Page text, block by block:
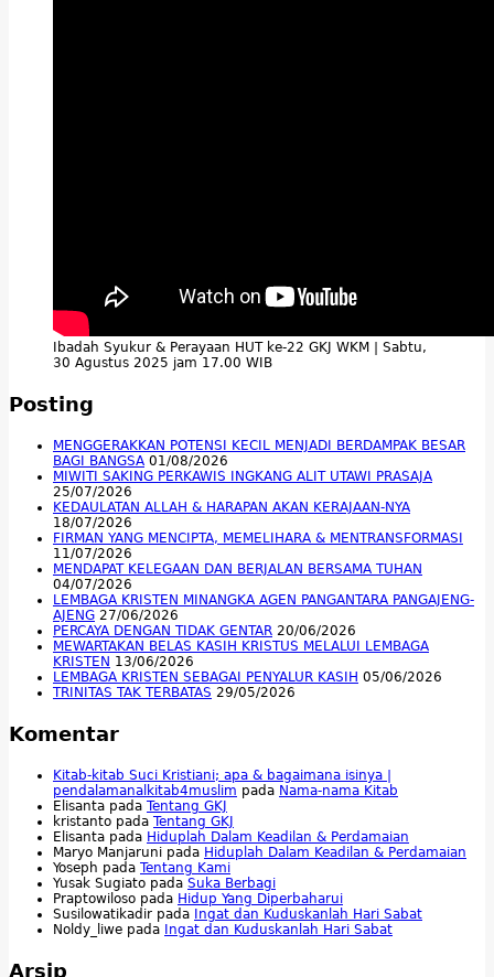
Ibadah Syukur & Perayaan HUT ke-22 GKJ WKM | Sabtu,
30 Agustus 2025 jam 17.00 WIB
Posting
MENGGERAKKAN POTENSI KECIL MENJADI BERDAMPAK BESAR
BAGI BANGSA 01/08/2026
MIWITI SAKING PERKAWIS INGKANG ALIT UTAWI PRASAJA
25/07/2026
KEDAULATAN ALLAH & HARAPAN AKAN KERAJAAN-NYA
18/07/2026
FIRMAN YANG MENCIPTA, MEMELIHARA & MENTRANSFORMASI
11/07/2026
MENDAPAT KELEGAAN DAN BERJALAN BERSAMA TUHAN
04/07/2026
LEMBAGA KRISTEN MINANGKA AGEN PANGANTARA PANGAJENG-
AJENG 27/06/2026
PERCAYA DENGAN TIDAK GENTAR 20/06/2026
MEWARTAKAN BELAS KASIH KRISTUS MELALUI LEMBAGA
KRISTEN 13/06/2026
LEMBAGA KRISTEN SEBAGAI PENYALUR KASIH 05/06/2026
TRINITAS TAK TERBATAS 29/05/2026
Komentar
Kitab-kitab Suci Kristiani; apa & bagaimana isinya |
pendalamanalkitab4muslim pada Nama-nama Kitab
Elisanta pada Tentang GKJ
kristanto pada Tentang GKJ
Elisanta pada Hiduplah Dalam Keadilan & Perdamaian
Maryo Manjaruni pada Hiduplah Dalam Keadilan & Perdamaian
Yoseph pada Tentang Kami
Yusak Sugiato pada Suka Berbagi
Praptowiloso pada Hidup Yang Diperbaharui
Susilowatikadir pada
Ingat dan Kuduskanlah Hari Sabat
Noldy_liwe pada Ingat dan Kuduskanlah Hari Sabat
Arsip